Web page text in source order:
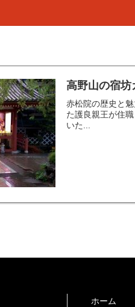
高野山の宿坊
赤松院の歴史と
た護良親王が住
いた...
ホーム